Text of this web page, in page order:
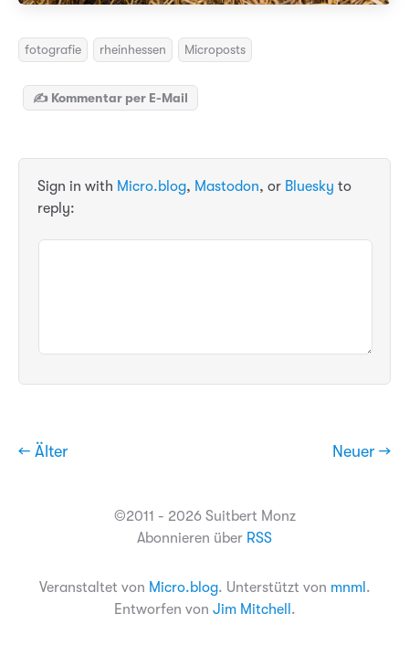
fotografie rheinhessen Microposts
✍️ Kommentar per E-Mail
Sign in with Micro.blog, Mastodon, or Bluesky to
reply:
← Älter Neuer →
©2011 - 2026 Suitbert Monz
Abonnieren über RSS
Veranstaltet von Micro.blog. Unterstützt von mnml .
Entworfen von Jim Mitchell .